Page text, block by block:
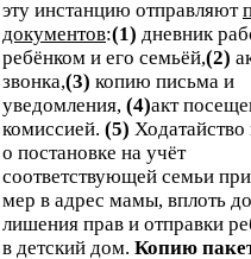
эту инстанцию отправляют
документов:(1) дневник
ребёнком и его семьёй,(2)
звонка,(3) копию письма и
уведомления, (4)акт
комиссией. (5)
о постановке на учёт
соответствующей семьи
мер в адрес мамы, вплоть до
лишения прав и отправки
в детский дом. Копию